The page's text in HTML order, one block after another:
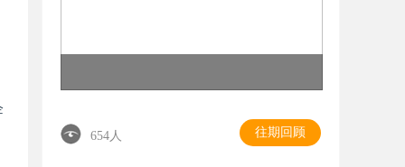
654人 往期回顾